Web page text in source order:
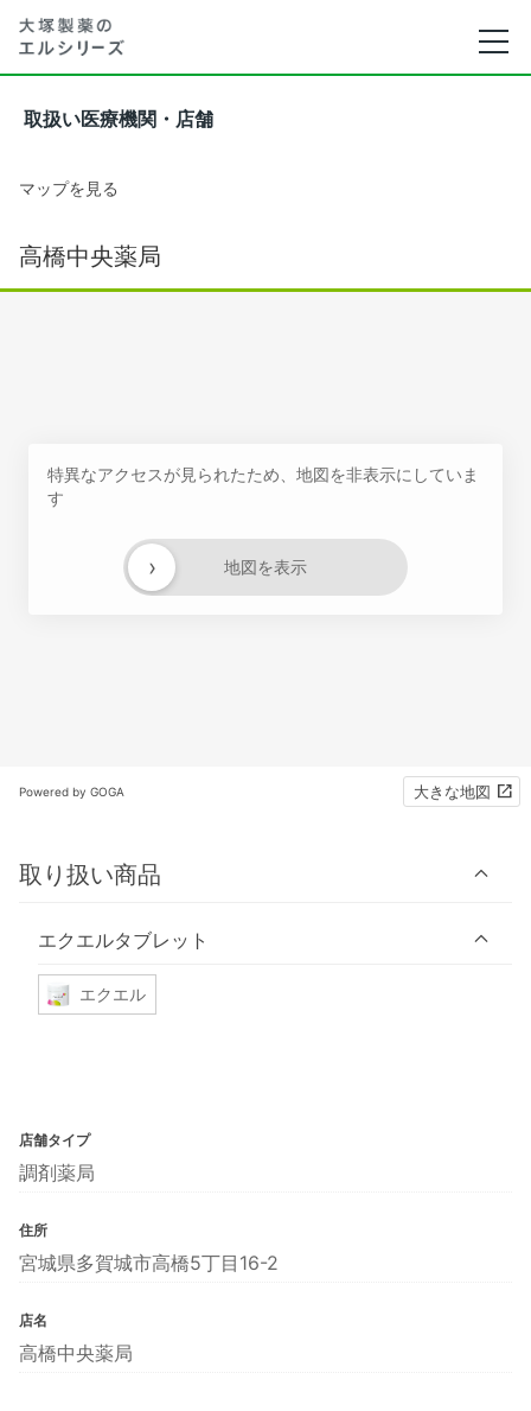
取扱い医療機関・店舗
マップを見る
高橋中央薬局
特異なアクセスが見られたため、地図を非表示にしていま
す
地図を表示
›
Powered by GOGA 大きな地図
取り扱い商品
エクエルタブレット
エクエル
店舗タイプ
調剤薬局
住所
宮城県多賀城市高橋5丁目16-2
店名
高橋中央薬局